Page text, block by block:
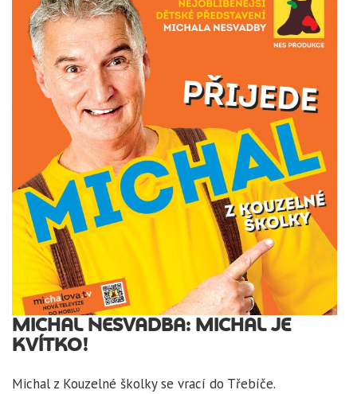
MICHAL NESVADBA: MICHAL JE
KVÍTKO!
Michal z Kouzelné školky se vrací do Třebíče.